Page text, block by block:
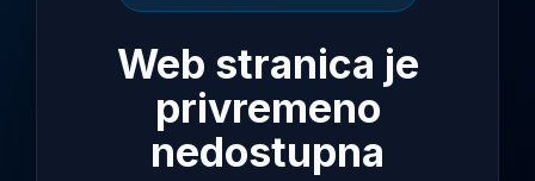
Web stranica je
privremeno
nedostupna